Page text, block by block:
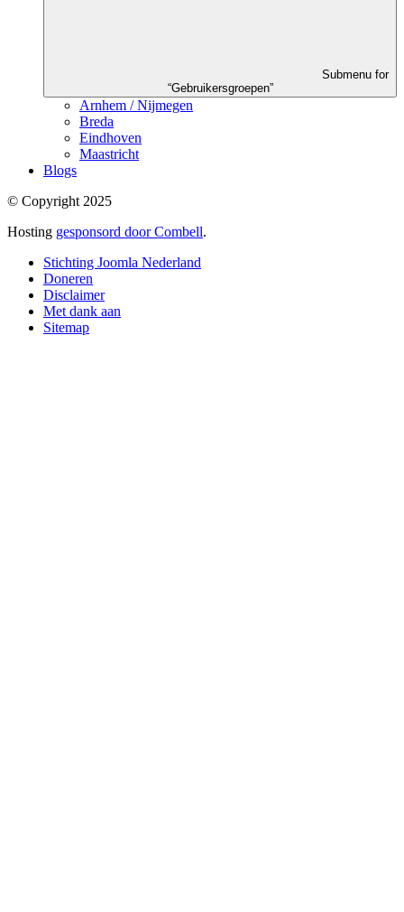
Submenu for
“Gebruikersgroepen”
Arnhem / Nijmegen
Breda
Eindhoven
Maastricht
Blogs
© Copyright 2025
Hosting gesponsord door Combell.
Stichting Joomla Nederland
Doneren
Disclaimer
Met dank aan
Sitemap